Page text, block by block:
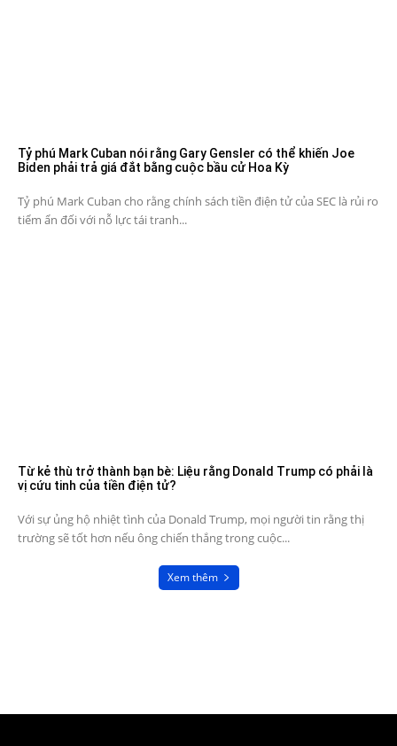
Tỷ phú Mark Cuban nói rằng Gary Gensler có thể khiến Joe
Biden phải trả giá đắt bằng cuộc bầu cử Hoa Kỳ
Tỷ phú Mark Cuban cho rằng chính sách tiền điện tử của SEC là rủi ro
tiểm ẩn đối với nỗ lực tái tranh...
Từ kẻ thù trở thành bạn bè: Liệu rằng Donald Trump có phải là
vị cứu tinh của tiền điện tử?
Với sự ủng hộ nhiệt tình của Donald Trump, mọi người tin rằng thị
trường sẽ tốt hơn nếu ông chiến thắng trong cuộc...
Xem thêm